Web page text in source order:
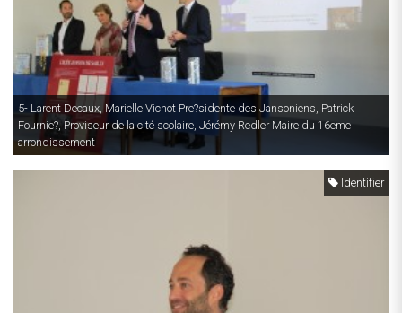
5- Larent Decaux, Marielle Vichot Pre?sidente des Jansoniens, Patrick
Fournie?, Proviseur de la cité scolaire, Jérémy Redler Maire du 16eme
arrondissement
Identifier